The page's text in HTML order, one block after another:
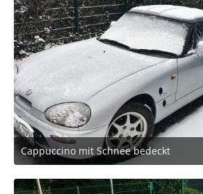
Cappuccino mit Schnee bedeckt
24. Mai 2026 um 08:26
2